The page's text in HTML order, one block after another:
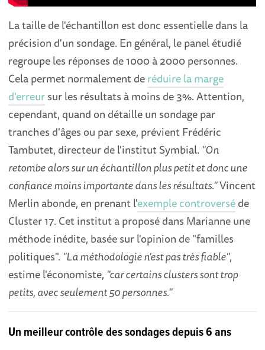
La taille de l'échantillon est donc essentielle dans la
précision d'un sondage. En général, le panel étudié
regroupe les réponses de 1000 à 2000 personnes.
Cela permet normalement deréduire la marge
d'erreursur les résultats à moins de 3%. Attention,
cependant, quand on détaille un sondage par
tranches d'âges ou par sexe, prévient Frédéric
Tambutet, directeur de l'institut Symbial. "On
retombe alors sur un échantillon plus petit et donc une
confiance moins importante dans les résultats."Vincent
Merlin abonde, en prenant l'exemple controverséde
Cluster 17. Cet institut a proposé dans Marianne une
méthode inédite, basée sur l'opinion de "familles
politiques". "La méthodologie n'est pas très fiable",
estime l'économiste, "car certains clusters sont trop
petits, avec seulement 50 personnes."
Un meilleur contrôle des sondages depuis 6 ans